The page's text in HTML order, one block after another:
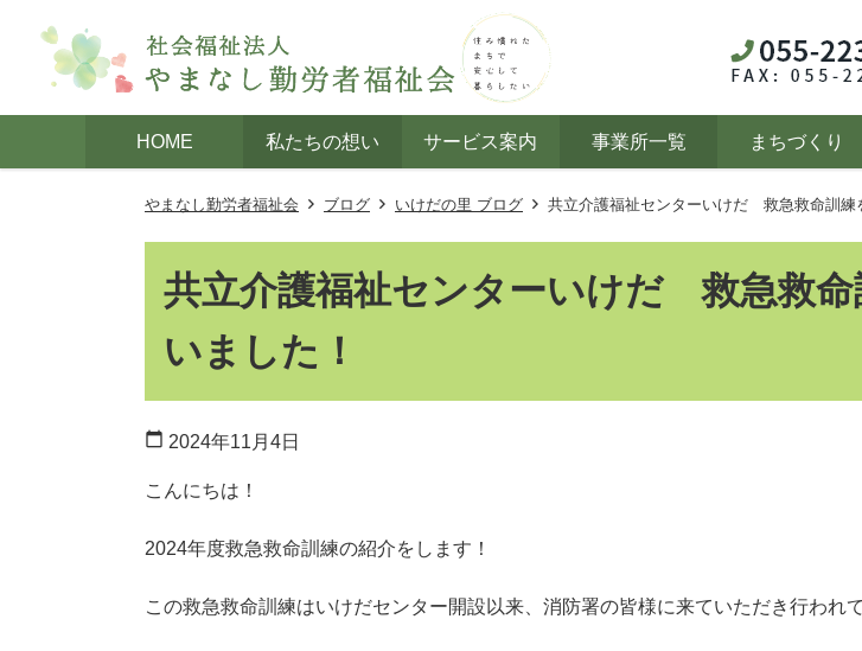
HOME 私たちの想い サービス案内 事業所一覧 まちづくり
やまなし勤労者福祉会 ブログ いけだの里 ブログ 共立介護福祉センターいけだ 救急救命訓練
共立介護福祉センターいけだ 救急救命
いました！
calendar_today 2024年11月4日
こんにちは！
2024年度救急救命訓練の紹介をします！
この救急救命訓練はいけだセンター開設以来、消防署の皆様に来ていただき行われ